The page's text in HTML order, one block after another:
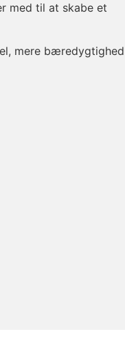
med til at skabe et
mere bæredygtighed